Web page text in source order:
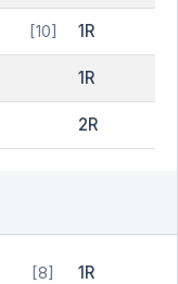
[10] 1R
1R
2R
[8] 1R